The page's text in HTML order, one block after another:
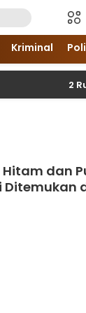
Kriminal
2
Hitam dan
Ditemukan